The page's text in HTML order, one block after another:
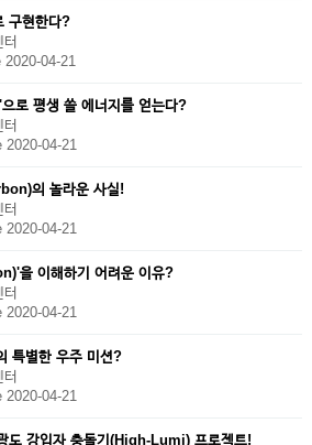
구현한다?
2020-04-21
로 평생 쓸 에너지를 얻는다?
2020-04-21
의 놀라운 사실!
2020-04-21
을 이해하기 어려운 이유?
2020-04-21
특별한 우주 미션?
2020-04-21
도 강입자 충돌기(High-Lumi) 프로젝트!